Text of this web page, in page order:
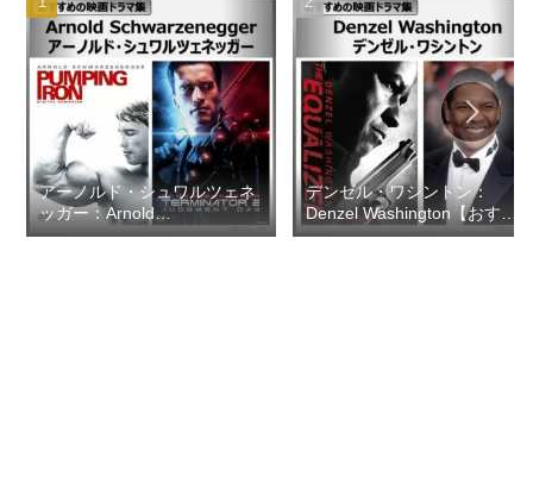
アーノルド・シュワルツェネ
ッガー：Arnold
Schwarzenegger【おすすめ
デンゼル・ワシントン：
Denzel Washington【おすす
めの映画ドラマ集】